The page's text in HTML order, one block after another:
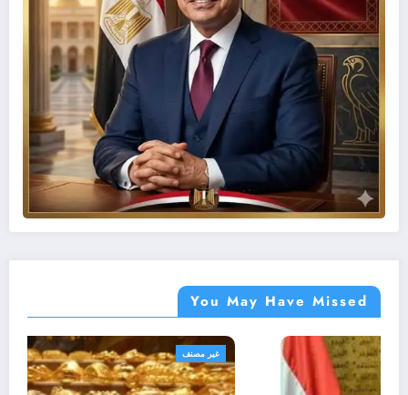
You May Have Missed
أهم الأخبار غير مصنف